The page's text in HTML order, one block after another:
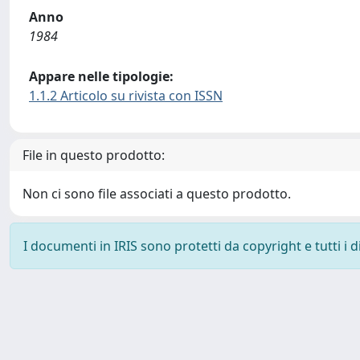
Anno
1984
Appare nelle tipologie:
1.1.2 Articolo su rivista con ISSN
File in questo prodotto:
Non ci sono file associati a questo prodotto.
I documenti in IRIS sono protetti da copyright e tutti i